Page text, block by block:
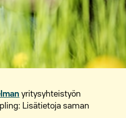
yritysyhteistyön
Lisätietoja saman